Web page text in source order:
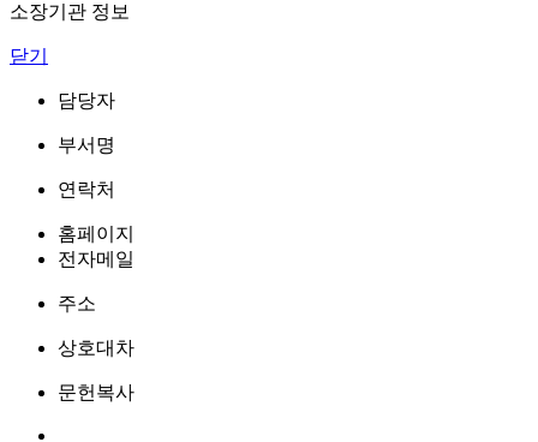
소장기관 정보
닫기
담당자
부서명
연락처
홈페이지
전자메일
주소
상호대차
문헌복사